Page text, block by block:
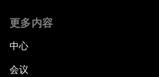
更多内容
中心
会议